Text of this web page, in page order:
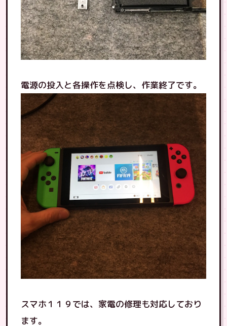
電源の投入と各操作を点検し、作業終了です。
スマホ１１９では、家電の修理も対応しており
ます。